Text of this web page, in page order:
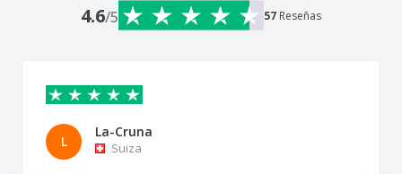
4.6/5 57 Reseñas
L
La-Cruna
Suiza